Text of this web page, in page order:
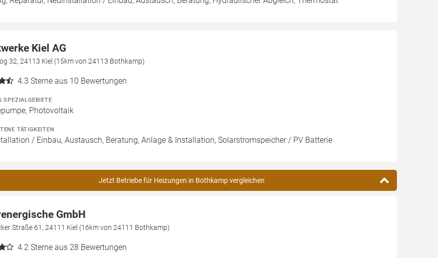
Kiel AG
32, 24113 Kiel (15km von 24113 Bothkamp)
4.3 Sterne aus 10 Bewertungen
SPEZIALGEBIETE
Photovoltaik
TÄTIGKEITEN
/ Einbau, Austausch, Beratung, Anlage & Installation, Solarstromspeicher / PV Batterie
Jetzt Betriebe für Heizungen in Bothkamp vergleichen
GmbH
Straße 61, 24111 Kiel (16km von 24111 Bothkamp)
4.2 Sterne aus 28 Bewertungen